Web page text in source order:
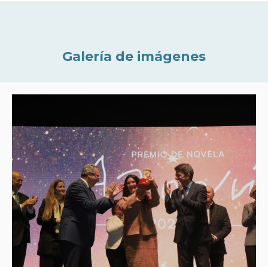
Galería de imágenes